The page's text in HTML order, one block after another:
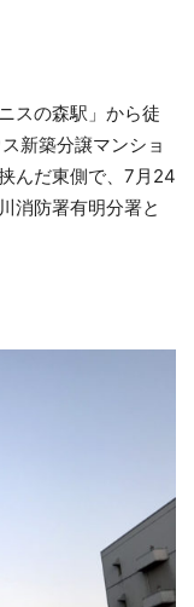
スの森駅」から徒
新築分譲マンショ
んだ東側で、7月24
消防署有明分署と